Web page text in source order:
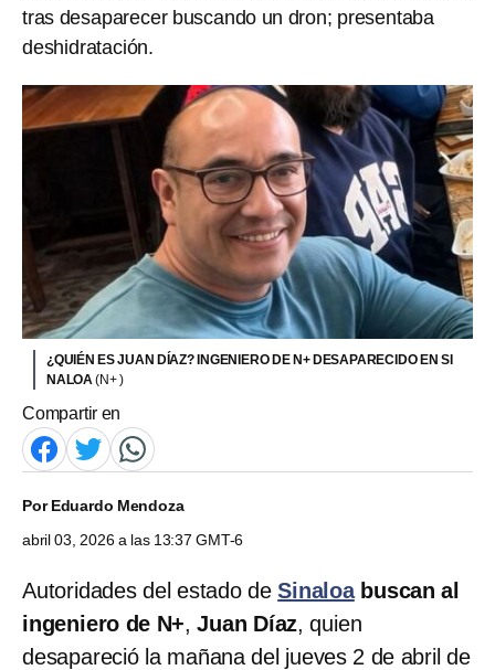
tras desaparecer buscando un dron; presentaba
deshidratación.
¿QUIÉN ES JUAN DÍAZ? INGENIERO DE N+ DESAPARECIDO EN SI
NALOA(N+ )
Compartir en
PorEduardo Mendoza
abril 03, 2026 a las 13:37 GMT-6
Autoridades del estado deSinaloabuscan al
ingeniero de N+,Juan Díaz, quien
desapareció la mañana del jueves 2 de abril de